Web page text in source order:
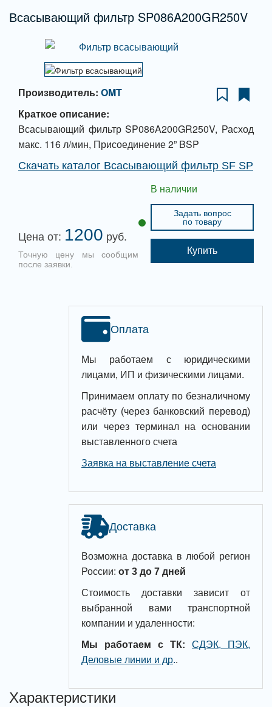
Всасывающий фильтр SP086A200GR250V
Производитель: OMT
Краткое описание:
Всасывающий фильтр SP086A200GR250V, Расход
макс. 116 л/мин, Присоединение 2” BSP
Скачать каталог Всасывающий фильтр SF SP
Цена от: 1200 руб.
Точную цену мы сообщим
после заявки.
В наличии
Задать вопрос
по товару
Купить
Оплата
Мы работаем с юридическими
лицами, ИП и физическими лицами.
Принимаем оплату по безналичному
расчёту (через банковский перевод)
или через терминал на основании
выставленного счета
Заявка на выставление счета
Доставка
Возможна доставка в любой регион
России: от 3 до 7 дней
Стоимость доставки зависит от
выбранной вами транспортной
компании и удаленности:
Мы работаем с ТК:
СДЭК, ПЭК,
Деловые линии и др..
Характеристики